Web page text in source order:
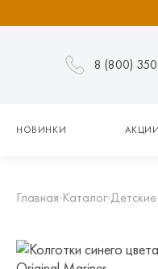
8 (800)
НОВИНКИ АКЦИИ
Главная Каталог